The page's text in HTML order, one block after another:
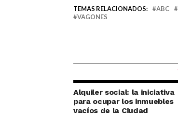
TEMAS RELACIONADOS: ABC
VAGONES
Alquiler social: la iniciativa
para ocupar los inmuebles
vacíos de la Ciudad